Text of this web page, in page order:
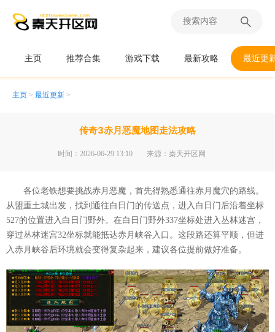
主页 推荐合集 游戏下载 最新攻略 最近更
主页 > 最近更新 >
传奇3赤月恶魔地图走法攻略
时间：2026-06-29 13:10 来源：秦天开区网
各位老铁想要挑战赤月恶魔，首先得熟悉通往赤月魔穴的路线。
从盟重土城出发，找到通往白日门的传送点，进入白日门后沿着坐标
527的位置进入白日门野外。在白日门野外337坐标处进入丛林迷宫，
穿过丛林迷宫32坐标就能抵达赤月峡谷入口。这段路还算平顺，但进
入赤月峡谷后环境就会变得复杂起来，建议各位提前做好准备。